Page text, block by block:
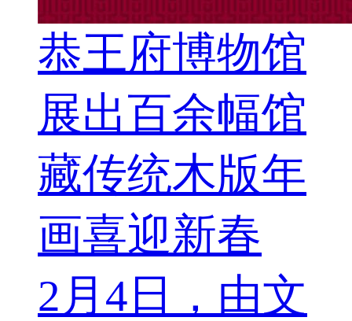
恭王府博物馆
展出百余幅馆
藏传统木版年
画喜迎新春
2月4日，由文